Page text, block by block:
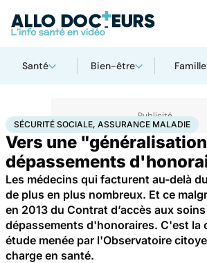
Santé Bien-être Famille
AccueilSantéSécurité sociale, assurance maladie
SÉCURITÉ SOCIALE, ASSURANCE MALADIE
Vers une
dépassements
Les médecins qui facturent au-delà
de plus en plus nombreux. Et ce
en 2013 du Contrat d’accès aux
dépassements d'honoraires. C'est la
étude menée par l'Observatoire
charge en santé.